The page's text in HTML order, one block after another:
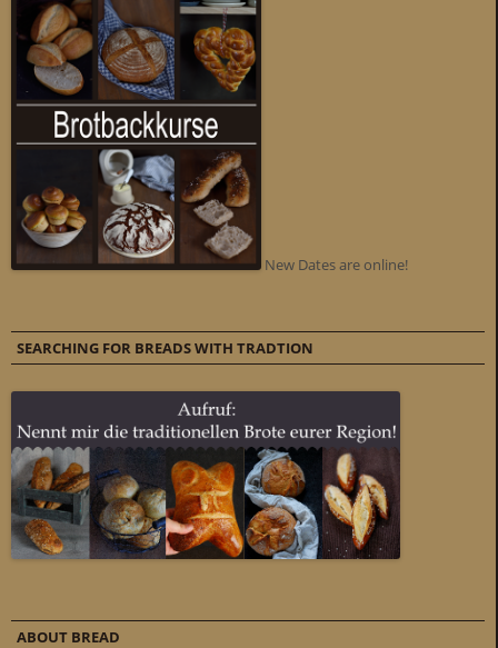
New Dates are online!
SEARCHING FOR BREADS WITH TRADTION
ABOUT BREAD